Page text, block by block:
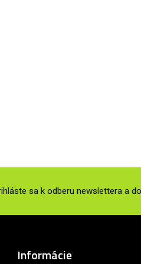
sa k odberu newslettera a
Informácie